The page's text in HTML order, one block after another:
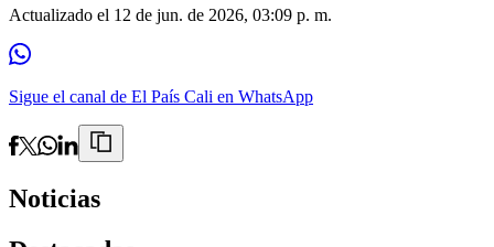
Actualizado el 12 de jun. de 2026, 03:09 p. m.
Sigue el canal de El País Cali en WhatsApp
Noticias